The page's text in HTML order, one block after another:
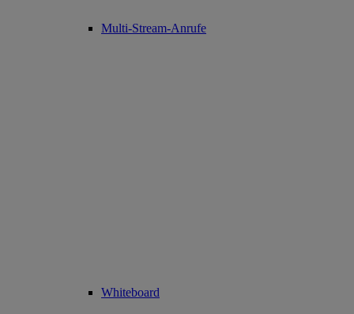
Multi-Stream-Anrufe
Whiteboard